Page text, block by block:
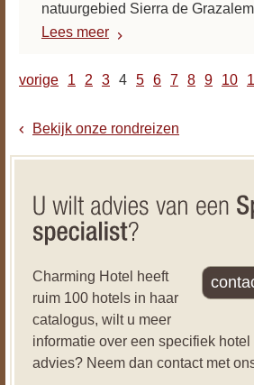
natuurgebied Sierra de
Lees meer
vorige 1 2 3 4 5 6 7 8 9 10
Bekijk onze rondreizen
Charming Hotel heeft
ruim 100 hotels in haar
catalogus, wilt u meer
informatie over een specifiek
advies? Neem dan contact met